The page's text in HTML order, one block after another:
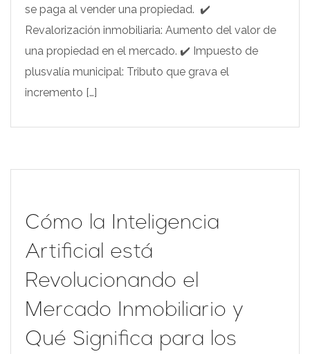
se paga al vender una propiedad. ✔️
Revalorización inmobiliaria: Aumento del valor de
una propiedad en el mercado. ✔️ Impuesto de
plusvalía municipal: Tributo que grava el
incremento […]
Cómo la Inteligencia
Artificial está
Revolucionando el
Mercado Inmobiliario y
Qué Significa para los